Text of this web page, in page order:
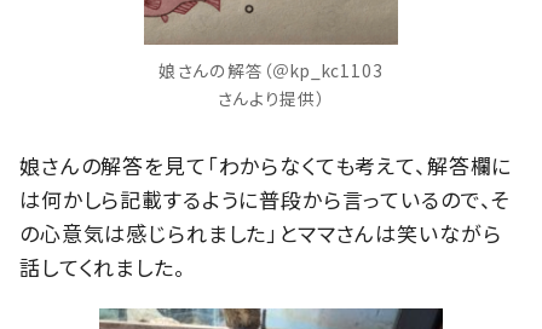
娘さんの解答（＠kp_kc1103
さんより提供）
娘さんの解答を見て「わからなくても考えて、解答欄に
は何かしら記載するように普段から言っているので、そ
の心意気は感じられました」とママさんは笑いながら
話してくれました。